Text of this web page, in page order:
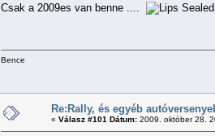
Csak a 2009es van benne ....
Bence
Re:Rally, és egyéb
« Válasz #101 Dátum: 2009. október 28.